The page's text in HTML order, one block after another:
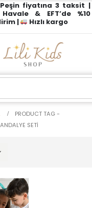
Peşin fiyatına 3 taksit |
Havale & EFT’de %10
|
Hızlı kargo
PRODUCT TAG -
SETI